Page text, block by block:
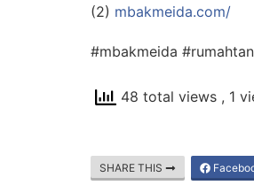
(2) mbakmeida.com/
#mbakmeida
48 total views , 1
SHARE THIS